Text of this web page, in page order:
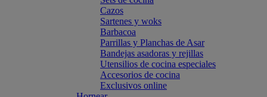
Cazos
Sartenes y woks
Barbacoa
Parrillas y Planchas de Asar
Bandejas asadoras y rejillas
Utensilios de cocina especiales
Accesorios de cocina
Exclusivos online